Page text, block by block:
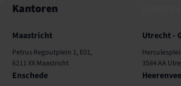
Kantoren
Maastricht
Petrus Regoutplein 1, E01,
6211 XX Maastricht
Utrecht -
3584 AA
Enschede